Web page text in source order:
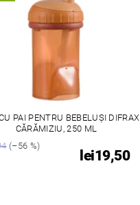
PAI PENTRU BEBELUȘI DIFRAX
CĂRĂMIZIU, 250 ML
(–56 %)
lei19,50